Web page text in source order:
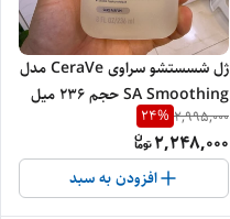
ژل شسستشو سراوی CeraVe مدل
SA Smoothing حجم 236 میل
اصل | صاف و نرم کننده پوست زبر
و خشک
2,995,000
24%
2,248,000
افزودن به سبد